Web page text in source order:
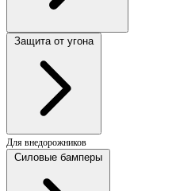
Защита от угона
Для внедорожников
Силовые бамперы